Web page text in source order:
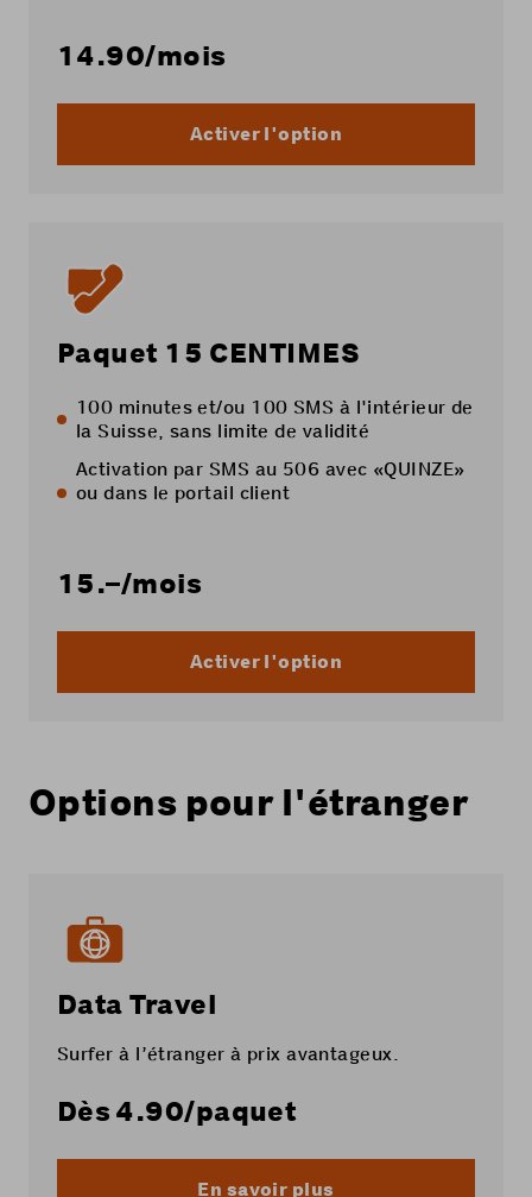
14.90/mois
Activer l'option
Paquet 15 CENTIMES
100 minutes et/ou 100 SMS à l'intérieur de
la Suisse, sans limite de validité
Activation par SMS au 506 avec «QUINZE»
ou dans le portail client
15.–/mois
Activer l'option
Options pour l'étranger
Data Travel
Surfer à l’étranger à prix avantageux.
Dès 4.90/paquet
En savoir plus